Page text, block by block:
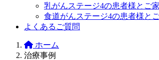
乳がんステージ4の患者様とご
食道がんステージ4の患者様と
よくあるご質問
ホーム
治療事例